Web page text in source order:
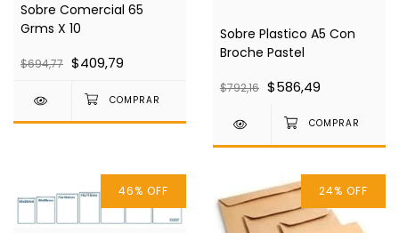
Sobre Comercial 65
Grms X 10
$694,77 $409,79
Sobre Plastico A5 Con
Broche Pastel
$792,16 $586,49
46% OFF 24% OFF